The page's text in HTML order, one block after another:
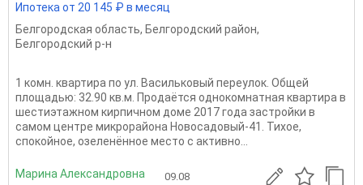
Ипотека от 20 145 ₽ в месяц
Белгородская область, Белгородский район,
Белгородский р-н
1 комн. квартира по ул. Васильковый переулок. Общей
площадью: 32.90 кв.м. Продаётся однокомнатная квартира в
шестиэтажном кирпичном доме 2017 года застройки в
самом центре микрорайона Новосадовый-41. Тихое,
спокойное, озеленённое место с активно...
Марина Александровна 09.08